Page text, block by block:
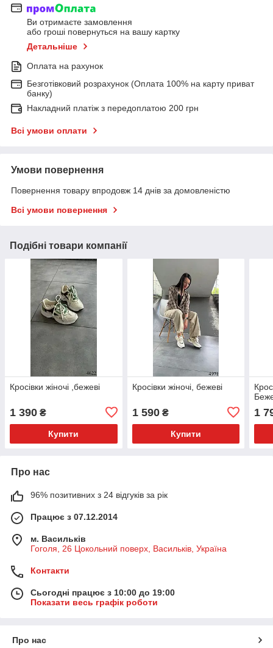
Ви отримаєте замовлення
або гроші повернуться на вашу картку
Детальніше
Оплата на рахунок
Безготівковий розрахунок (Оплата 100% на карту приват
банку)
Накладний платіж з передоплатою 200 грн
Всі умови оплати
Умови повернення
Повернення товару впродовж 14 днів за домовленістю
Всі умови повернення
Подібні товари компанії
Кросівки жіночі ,бежеві
1 390 ₴
Купити
Кросівки жіночі, бежеві
1 590₴
Купити
1
Про нас
96% позитивних з 24 відгуків за рік
Працює з 07.12.2014
м. Васильків
Гоголя, 26 Цокольний поверх, Васильків, Україна
Контакти
Сьогодні працює з 10:00 до 19:00
Показати весь графік роботи
Про нас